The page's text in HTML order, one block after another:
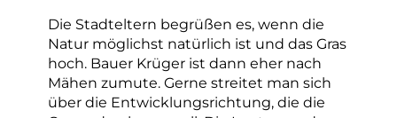
Die Stadteltern begrüßen es, wenn die
Natur möglichst natürlich ist und das Gras
hoch. Bauer Krüger ist dann eher nach
Mähen zumute. Gerne streitet man sich
über die Entwicklungsrichtung, die die